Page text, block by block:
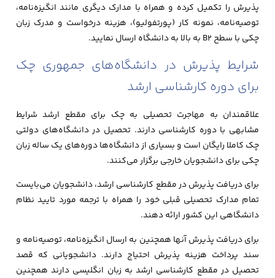
پذیرش را تکمیل کرده و همراه با مدارک دیگری مانند انگیزه‌نامه،
توصیه‌نامه، نمونه کار (پورتفولیو)، هزینه درخواست و مدرک زبان
چکی با سطح B2 به بالا به دانشگاه ارسال نمایید.
شرایط پذیرش در دانشگاه‌های جمهوری چک
برای دوره کارشناسی ارشد
علاقمندان به مهاجرت تحصیلی به چک برای مقطع ارشد شرایط
مشابهی با دوره کارشناسی دارند. تحصیل در دانشگاه‌های دولتی
چک کاملا رایگان است و بسیاری از دانشگاه‌ها دوره‌های یک ساله زبان
چکی برای دانشجویان خارجی برگزار می‌کنند.
برای دریافت پذیرش در مقطع کارشناسی ارشد،‌ دانشجویان می‌بایست
تمام مدارک تحصیلی قبلی خود را همراه با ترجمه مورد تایید نظام
دانشگاهی این کشور ارائه دهند.
برای دریافت پذیرش آنها همچنین به ارسال انگیزه‌نامه، توصیه‌نامه و
سند پرداخت هزینه پذیرش احتیاج دارند. دانشجویانی که قصد
تحصیل در مقطع کارشناسی ارشد به زبان انگلیسی دارند همچنین